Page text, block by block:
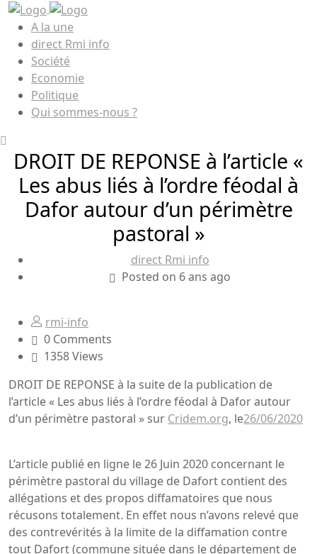
A la une
direct Rmi info
Société
Economie
Politique
Qui sommes-nous ?
DROIT DE REPONSE à l’article «
Les abus liés à l’ordre féodal à
Dafor autour d’un périmètre
pastoral »
direct Rmi info
Posted on 6 ans ago
rmi-info
0 Comments
1358 Views
DROIT DE REPONSE à la suite de la publication de
l’article « Les abus liés à l’ordre féodal à Dafor autour
d’un périmètre pastoral » sur Cridem.org, le26/06/2020
L’article publié en ligne le 26 Juin 2020 concernant le
périmètre pastoral du village de Dafort contient des
allégations et des propos diffamatoires que nous
récusons totalement. En effet nous n’avons relevé que
des contrevérités à la limite de la diffamation contre
tout Dafort (commune située dans le département de